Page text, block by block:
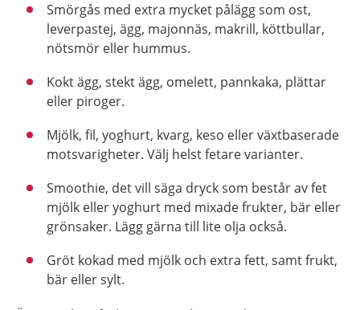
Smörgås med extra mycket pålägg som ost,
leverpastej, ägg, majonnäs, makrill, köttbullar,
nötsmör eller hummus.
Kokt ägg, stekt ägg, omelett, pannkaka, plättar
eller piroger.
Mjölk, fil, yoghurt, kvarg, keso eller växtbaserade
motsvarigheter. Välj helst fetare varianter.
Smoothie, det vill säga dryck som består av fet
mjölk eller yoghurt med mixade frukter, bär eller
grönsaker. Lägg gärna till lite olja också.
Gröt kokad med mjölk och extra fett, samt frukt,
bär eller sylt.